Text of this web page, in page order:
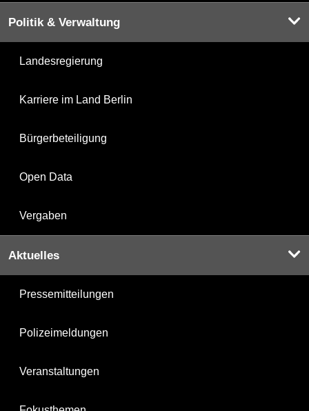
Politik & Verwaltung
Landesregierung
Karriere im Land Berlin
Bürgerbeteiligung
Open Data
Vergaben
Aktuelles
Pressemitteilungen
Polizeimeldungen
Veranstaltungen